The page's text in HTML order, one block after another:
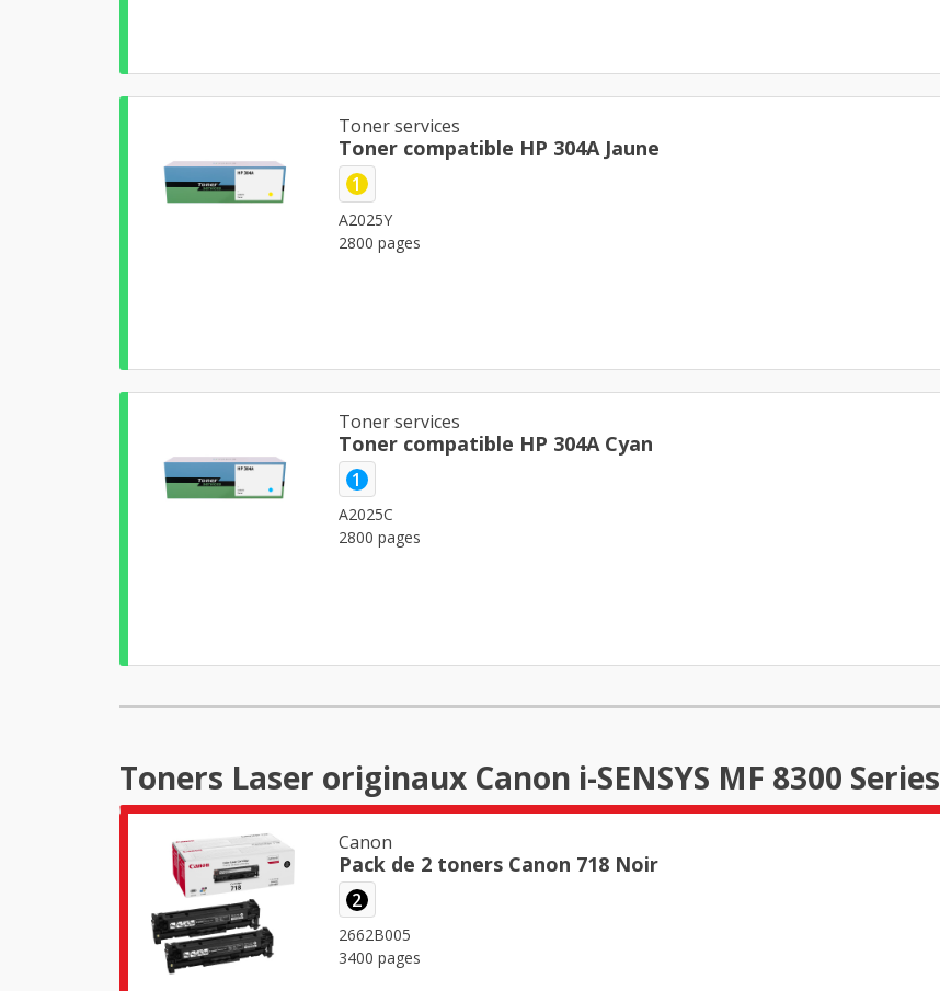
Toner services
Toner compatible HP 304A Jaune
1
A2025Y
2800 pages
Toner services
Toner compatible HP 304A Cyan
1
A2025C
2800 pages
Toners Laser originaux Canon i-SENSYS MF 8300 Series
Canon
Pack de 2 toners Canon 718 Noir
2
2662B005
3400 pages